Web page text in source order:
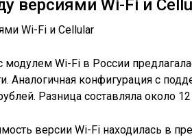
версиями Wi-Fi и
Wi-Fi в России
Аналогичная конфигурация с
Разница составляла около
версии Wi-Fi находилась в